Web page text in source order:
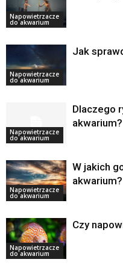
Napowietrzacze
do akwarium
Napowietrzacze
do akwarium
Jak
Napowietrzacze
do akwarium
Dlaczego
akwarium?
Napowietrzacze
do akwarium
W jakich
akwarium?
Napowietrzacze
do akwarium
Czy